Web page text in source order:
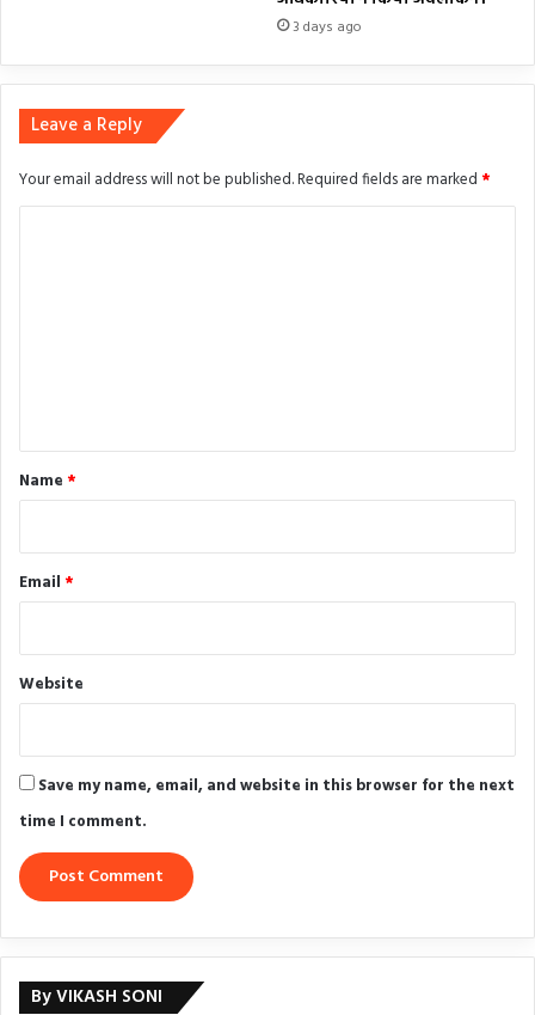
3 days ago
Leave a Reply
Your email address will not be published.Required fields are marked *
*
Name *
Email *
Website
Save my name, email, and website in this browser for the next
time I comment.
By VIKASH SONI